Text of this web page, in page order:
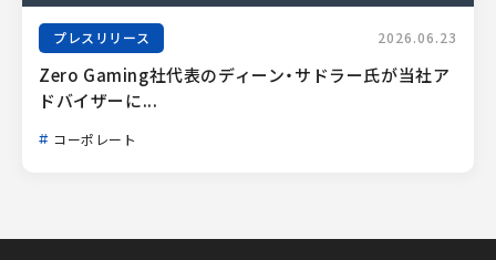
プレスリリース 2026.06.23
Zero Gaming社代表のディーン・サドラー氏が当社ア
ドバイザーに...
コーポレート